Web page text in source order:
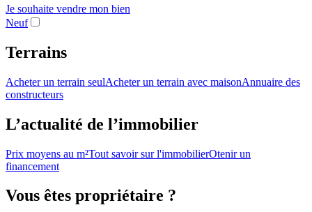
Je souhaite vendre mon bien
Neuf
Terrains
Acheter un terrain seulAcheter un terrain avec maisonAnnuaire des
constructeurs
L’actualité de l’immobilier
Prix moyens au m²Tout savoir sur l'immobilierOtenir un
financement
Vous êtes propriétaire ?